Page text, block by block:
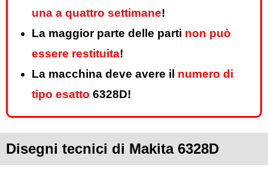
una a quattro settimane!
La maggior parte delle parti non può
essere restituita!
La macchina deve avere il numero di
tipo esatto 6328D!
Disegni tecnici di Makita 6328D